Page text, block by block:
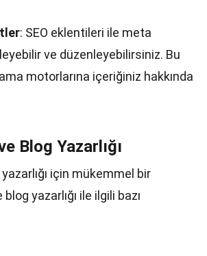
: SEO eklentileri ile meta
ve düzenleyebilirsiniz. Bu
motorlarına içeriğiniz hakkında
Blog Yazarlığı
için mükemmel bir
yazarlığı ile ilgili bazı